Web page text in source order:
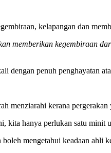
kelapangan dan
memberikan kegembiraan
dengan penuh penghayatan
menziarahi kerana
kita hanya perlukan satu minit
mengetahui keadaan ahli